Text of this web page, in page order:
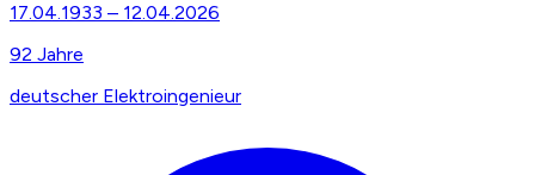
17.04.1933 – 12.04.2026
92 Jahre
deutscher Elektroingenieur